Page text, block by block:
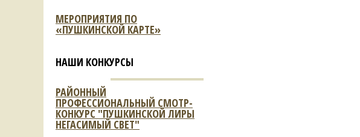
МЕРОПРИЯТИЯ ПО
«ПУШКИНСКОЙ КАРТЕ»
НАШИ КОНКУРСЫ
РАЙОННЫЙ
ПРОФЕССИОНАЛЬНЫЙ СМОТР-
КОНКУРС "ПУШКИНСКОЙ ЛИРЫ
НЕГАСИМЫЙ СВЕТ"